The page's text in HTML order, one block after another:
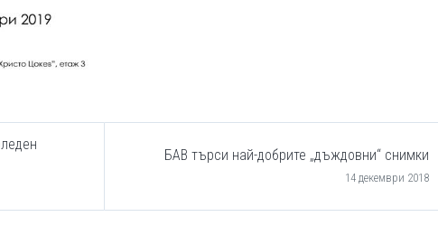
БАВ търси най-добрите „дъждовни“ снимки
14 декември 2018